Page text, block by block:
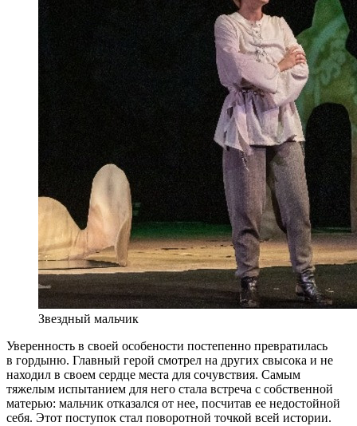
Звездный мальчик
Уверенность в своей особености постепенно превратилась
в гордыню. Главный герой смотрел на других свысока и не
находил в своем сердце места для сочувствия. Самым
тяжелым испытанием для него стала встреча с собственной
матерью: мальчик отказался от нее, посчитав ее недостойной
себя. Этот поступок стал поворотной точкой всей истории.